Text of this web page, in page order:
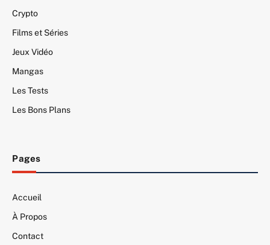
Crypto
Films et Séries
Jeux Vidéo
Mangas
Les Tests
Les Bons Plans
Pages
Accueil
À Propos
Contact